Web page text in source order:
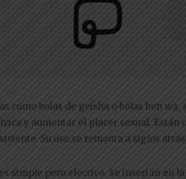
como bolas de geisha o bolas ben
y aumentar el placer sexual. Están
Su uso se remonta a siglos
simple pero efectivo. Se insertan en